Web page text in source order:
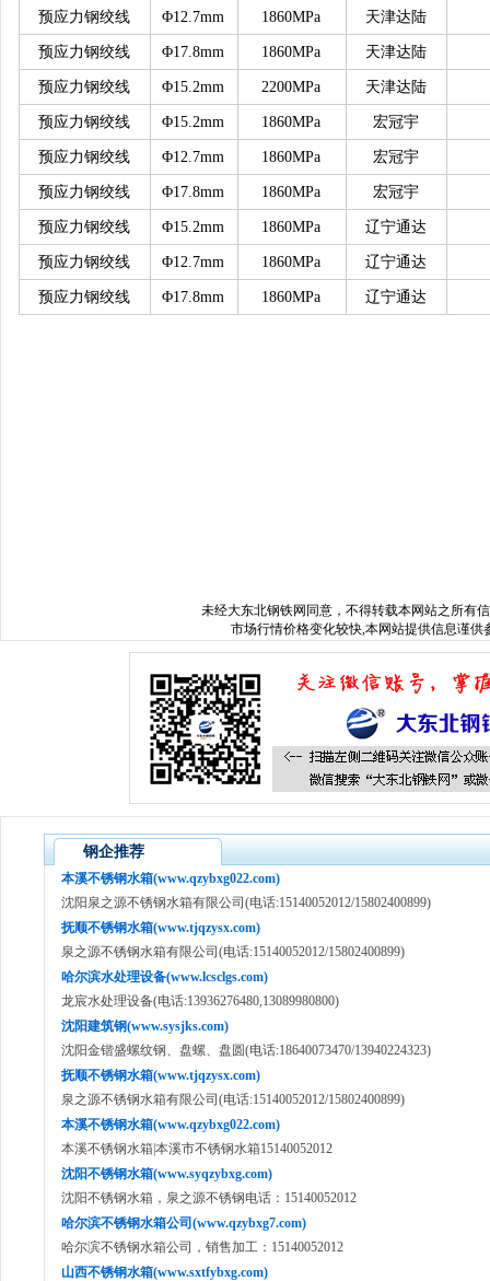
预应力钢绞线 Φ12.7mm 1860MPa 天津达陆
预应力钢绞线 Φ17.8mm 1860MPa 天津达陆
预应力钢绞线 Φ15.2mm 2200MPa 天津达陆
预应力钢绞线 Φ15.2mm 1860MPa 宏冠宇
预应力钢绞线 Φ12.7mm 1860MPa 宏冠宇
预应力钢绞线 Φ17.8mm 1860MPa 宏冠宇
预应力钢绞线 Φ15.2mm 1860MPa 辽宁通达
预应力钢绞线 Φ12.7mm 1860MPa 辽宁通达
预应力钢绞线 Φ17.8mm 1860MPa 辽宁通达
未经大东北钢铁网 同意，不得转载本网站之所有
市场行情价格变化较快,本网站提供信息谨供
钢企推荐
本溪不锈钢水箱(www.qzybxg022.com)
沈阳泉之源不锈钢水箱有限公司(电话:15140052012/15802400899)
抚顺不锈钢水箱(www.tjqzysx.com)
泉之源不锈钢水箱有限公司(电话:15140052012/15802400899)
哈尔滨水处理设备(www.lcsclgs.com)
龙宸水处理设备(电话:13936276480,13089980800)
沈阳建筑钢(www.sysjks.com)
沈阳金锴盛螺纹钢、盘螺、盘圆(电话:18640073470/13940224323)
抚顺不锈钢水箱(www.tjqzysx.com)
泉之源不锈钢水箱有限公司(电话:15140052012/15802400899)
本溪不锈钢水箱(www.qzybxg022.com)
本溪不锈钢水箱|本溪市不锈钢水箱15140052012
沈阳不锈钢水箱(www.syqzybxg.com)
沈阳不锈钢水箱，泉之源不锈钢电话：15140052012
哈尔滨不锈钢水箱公司(www.qzybxg7.com)
哈尔滨不锈钢水箱公司，销售加工：15140052012
山西不锈钢水箱(www.sxtfybxg.com)